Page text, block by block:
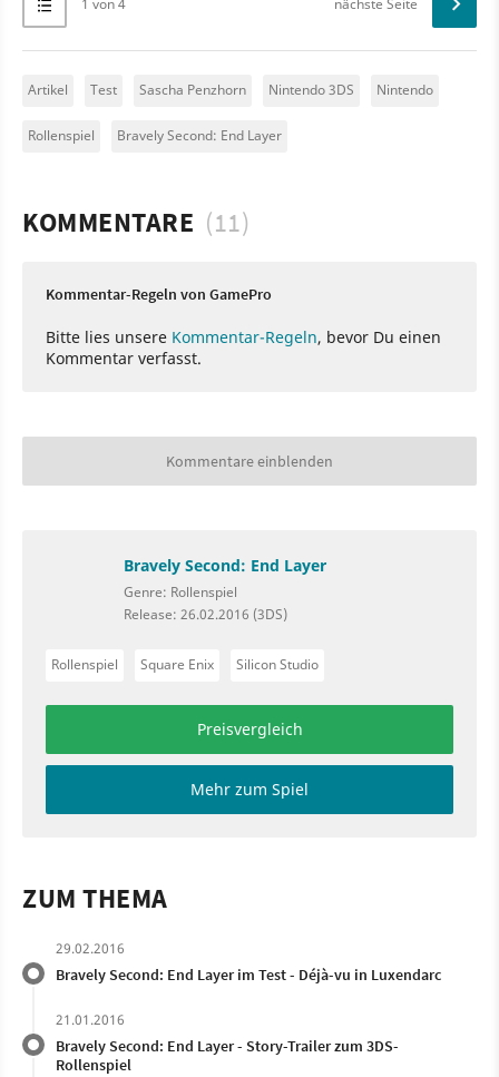
1 von 4 nächste Seite
Artikel Test Sascha Penzhorn Nintendo 3DS Nintendo
Rollenspiel Bravely Second: End Layer
KOMMENTARE (11)
Kommentar-Regeln von GamePro
Bitte lies unsere Kommentar-Regeln, bevor Du einen
Kommentar verfasst.
Kommentare einblenden
Bravely Second: End Layer
Genre: Rollenspiel
Release: 26.02.2016 (3DS)
Rollenspiel Square Enix Silicon Studio
Preisvergleich
Mehr zum Spiel
ZUM THEMA
29.02.2016
Bravely Second: End Layer im Test - Déjà-vu in Luxendarc
21.01.2016
Bravely Second: End Layer - Story-Trailer zum 3DS-
Rollenspiel